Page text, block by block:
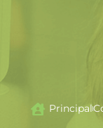
Principal